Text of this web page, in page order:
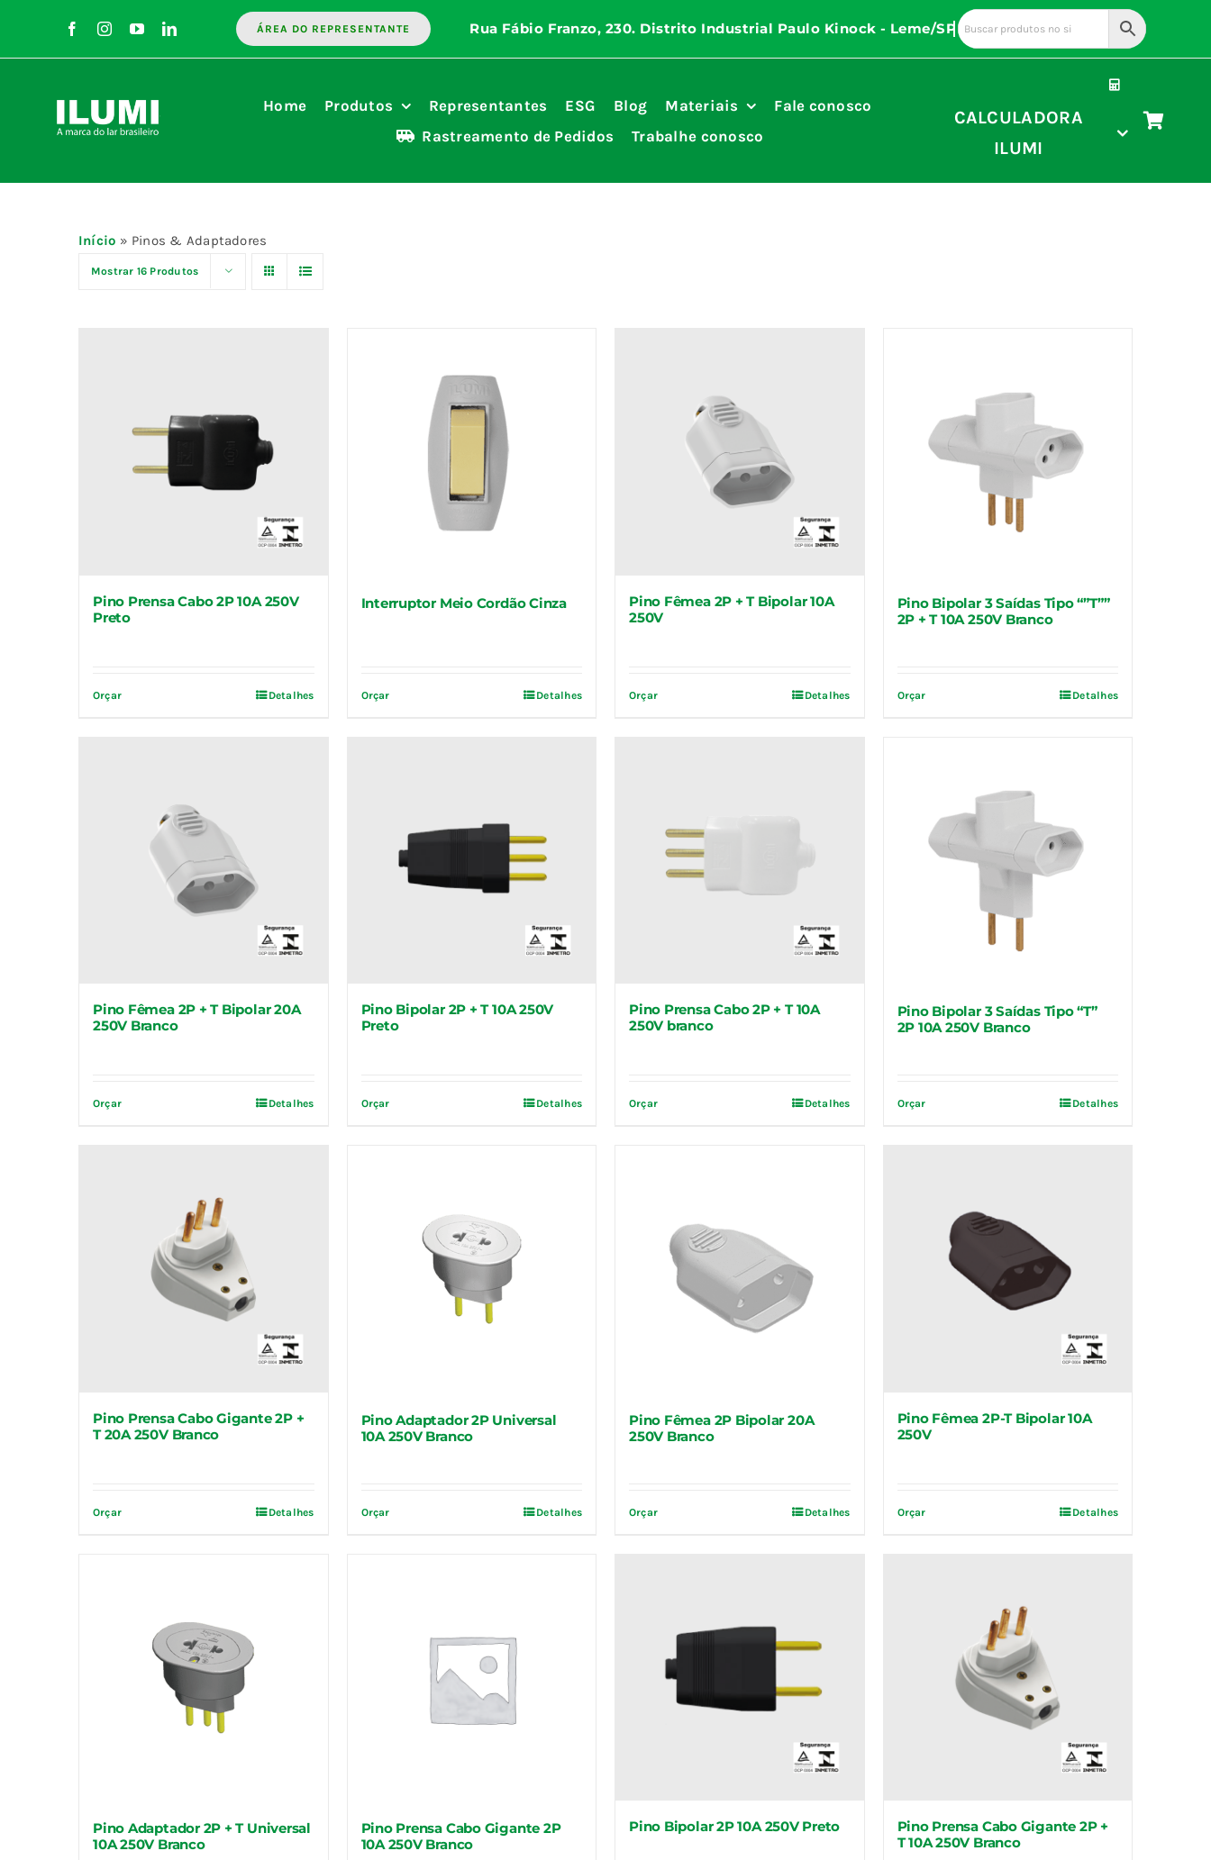
o
ÁREA DO REPRESENTANTE
Home Produtos Representantes ESG Blog Materiais
Fale conosco
Rastreamento de Pedidos
Trabalhe conosco
CALCULADORA
ILUMI
Início » Pinos & Adaptadores
Mostrar 16 Produtos
Pino Prensa Cabo 2P 10A 250V
Preto
Orçar Detalhes
Interruptor Meio Cordão Cinza
Orçar Detalhes
Pino Fêmea 2P + T Bipolar 10A
250V
Orçar Detalhes
Pino Bipolar 3 Saídas Tipo “”T””
2P + T 10A 250V Branco
Orçar Detalhes
Pino Fêmea 2P + T Bipolar 20A
250V Branco
Orçar Detalhes
Pino Bipolar 2P + T 10A 250V
Preto
Orçar Detalhes
Pino Prensa Cabo 2P + T 10A
250V branco
Orçar Detalhes
Pino Bipolar 3 Saídas Tipo “T”
2P 10A 250V Branco
Orçar Detalhes
Pino Prensa Cabo Gigante 2P +
T 20A 250V Branco
Orçar Detalhes
Pino Adaptador 2P Universal
10A 250V Branco
Orçar Detalhes
Pino Fêmea 2P Bipolar 20A
250V Branco
Orçar Detalhes
Pino Fêmea 2P-T Bipolar 10A
250V
Orçar Detalhes
Pino Adaptador 2P + T Universal
10A 250V Branco
Pino Prensa Cabo Gigante 2P
10A 250V Branco
Pino Bipolar 2P 10A 250V Preto
Pino Prensa Cabo Gigante 2P +
T 10A 250V Branco